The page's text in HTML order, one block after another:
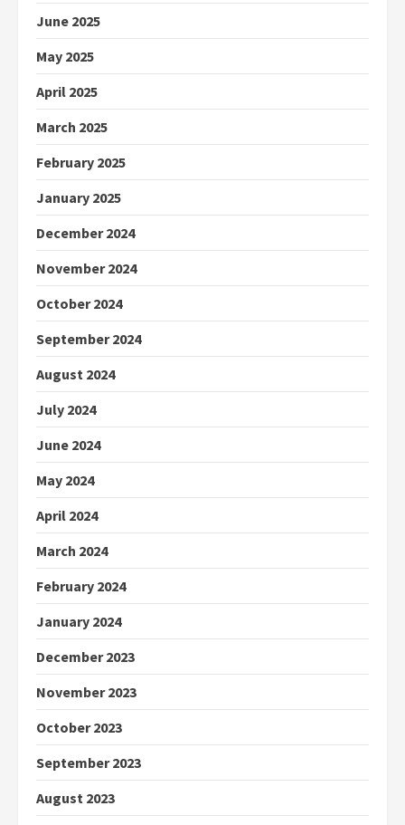
June 2025
May 2025
April 2025
March 2025
February 2025
January 2025
December 2024
November 2024
October 2024
September 2024
August 2024
July 2024
June 2024
May 2024
April 2024
March 2024
February 2024
January 2024
December 2023
November 2023
October 2023
September 2023
August 2023